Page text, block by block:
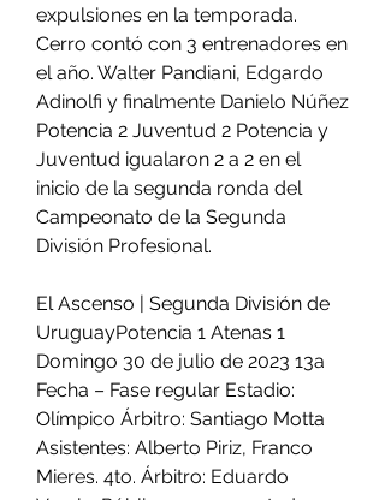
expulsiones en la temporada.
Cerro contó con 3 entrenadores en
el año. Walter Pandiani, Edgardo
Adinolfi y finalmente Danielo Núñez
Potencia 2 Juventud 2 Potencia y
Juventud igualaron 2 a 2 en el
inicio de la segunda ronda del
Campeonato de la Segunda
División Profesional.
El Ascenso | Segunda División de
UruguayPotencia 1 Atenas 1
Domingo 30 de julio de 2023 13a
Fecha – Fase regular Estadio:
Olímpico Árbitro: Santiago Motta
Asistentes: Alberto Piriz, Franco
Mieres. 4to. Árbitro: Eduardo